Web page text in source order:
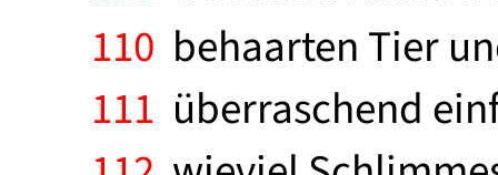
110 behaarten Tier
111 überraschend